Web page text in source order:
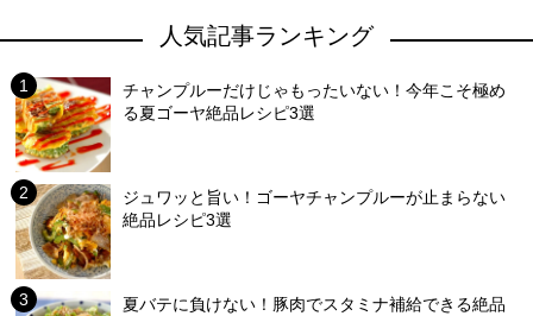
人気記事ランキング
チャンプルーだけじゃもったいない！今年こそ極め
る夏ゴーヤ絶品レシピ3選
ジュワッと旨い！ゴーヤチャンプルーが止まらない
絶品レシピ3選
夏バテに負けない！豚肉でスタミナ補給できる絶品